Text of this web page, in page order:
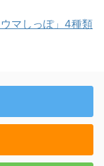
マしっぽ」4種類